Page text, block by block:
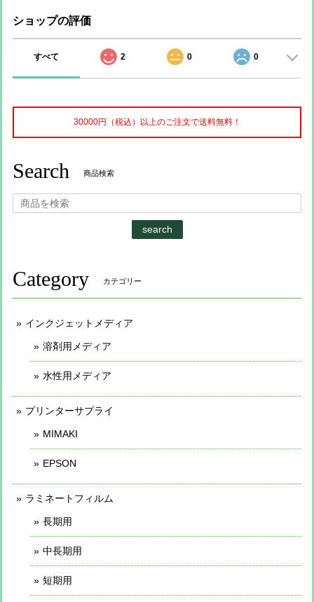
ショップの評価
すべて 2 0 0
30000円（税込）以上のご注文で送料無料！
Search 商品検索
search
Category カテゴリー
インクジェットメディア
溶剤用メディア
水性用メディア
プリンターサプライ
MIMAKI
EPSON
ラミネートフィルム
長期用
中長期用
短期用